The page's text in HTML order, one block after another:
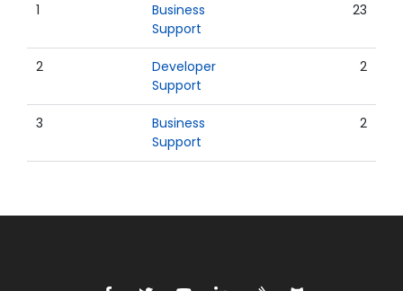
1
Business
Support
23
2
Developer
Support
2
3
Business
Support
2